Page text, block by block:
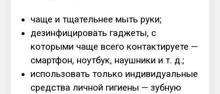
чаще и тщательнее мыть руки;
дезинфицировать гаджеты, с
которыми чаще всего контактируете —
смартфон, ноутбук, наушники и т. д.;
использовать только индивидуальные
средства личной гигиены — зубную